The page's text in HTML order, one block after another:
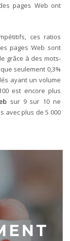
pages Web ont
ces ratios
pages Web sont
grâce à des mots-
seulement 0,3%
ayant un volume
est encore plus
sur 9 sur 10 ne
avec plus de 5 000